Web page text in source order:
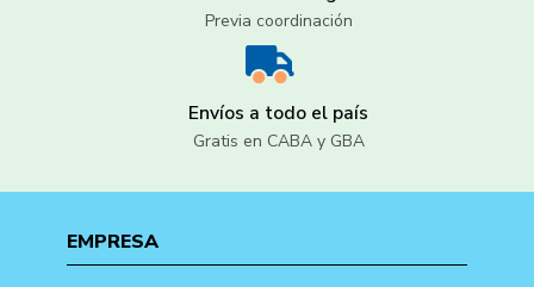
Previa coordinación
Envíos a todo el país
Gratis en CABA y GBA
EMPRESA